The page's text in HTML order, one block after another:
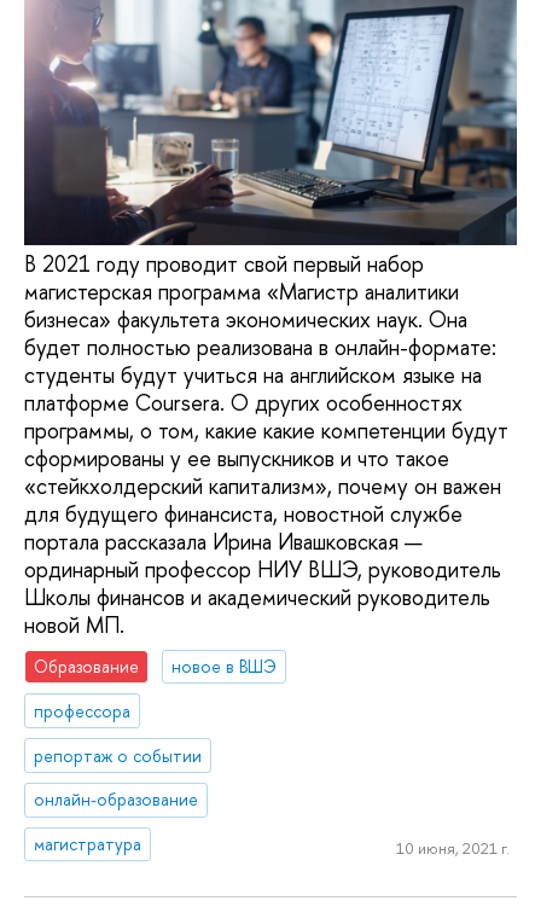
В 2021 году проводит свой первый набор
магистерская программа «Магистр аналитики
бизнеса» факультета экономических наук. Она
будет полностью реализована в онлайн-формате:
студенты будут учиться на английском языке на
платформе Coursera. О других особенностях
программы, о том, какие какие компетенции будут
сформированы у ее выпускников и что такое
«стейкхолдерский капитализм», почему он важен
для будущего финансиста, новостной службе
портала рассказала Ирина Ивашковская —
ординарный профессор НИУ ВШЭ, руководитель
Школы финансов и академический руководитель
новой МП.
Образование
новое в ВШЭ
профессора
репортаж о событии
онлайн-образование
магистратура
10 июня, 2021 г.